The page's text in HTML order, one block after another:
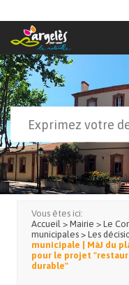
Formulaire de
Vous êtes ici:
Accueil > Mairie > Le
municipales > Les
municipale | MàJ du
pour le projet
durable"